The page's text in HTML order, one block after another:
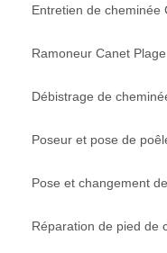
Entretien de cheminée
Ramoneur Canet Plage
Débistrage de
Poseur et pose de
Pose et changement
Réparation de pied de